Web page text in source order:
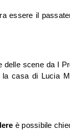
essere il
scene da I
la casa di Lucia
è possibile